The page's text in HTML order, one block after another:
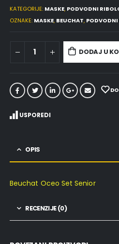
KATEGORIJE: MASKE, PODVODNI
OZNAKE: MASKE, BEUCHAT,
DODAJ U
USPOREDI
OPIS
Beuchat Oceo Set Senior
RECENZIJE (0)